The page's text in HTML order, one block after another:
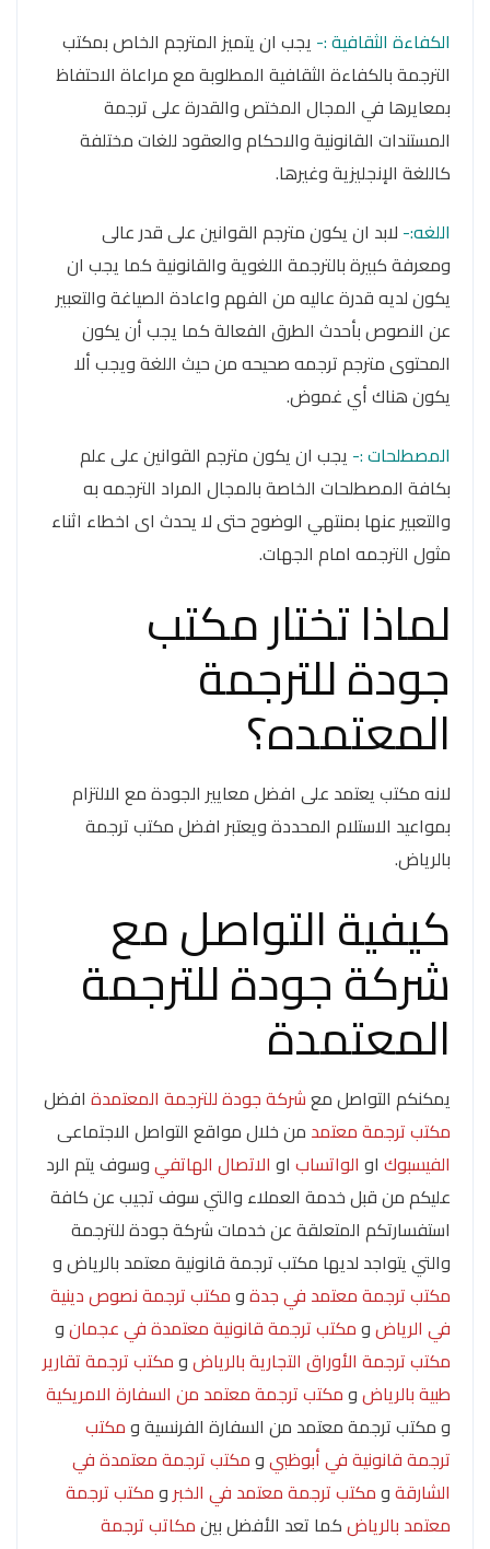
الكفاءة الثقافية :- يجب ان يتميز المترجم الخاص بمكتب
الترجمة بالكفاءة الثقافية المطلوبة مع مراعاة الاحتفاظ
بمعايرها في المجال المختص والقدرة على ترجمة
المستندات القانونية والاحكام والعقود للغات مختلفة
كاللغة الإنجليزية وغيرها.
اللغه:- لابد ان يكون مترجم القوانين على قدر عالى
ومعرفة كبيرة بالترجمة اللغوية والقانونية كما يجب ان
يكون لديه قدرة عاليه من الفهم واعادة الصياغة والتعبير
عن النصوص بأحدث الطرق الفعالة كما يجب أن يكون
المحتوى مترجم ترجمه صحيحه من حيث اللغة ويجب ألا
يكون هناك أي غموض.
المصطلحات :- يجب ان يكون مترجم القوانين على علم
بكافة المصطلحات الخاصة بالمجال المراد الترجمه به
والتعبير عنها بمنتهي الوضوح حتى لا يحدث اى اخطاء اثناء
مثول الترجمه امام الجهات.
لماذا تختار مكتب
جودة للترجمة
المعتمده؟
لانه مكتب يعتمد على افضل معايير الجودة مع الالتزام
بمواعيد الاستلام المحددة ويعتبر افضل مكتب ترجمة
بالرياض.
كيفية التواصل مع
شركة جودة للترجمة
المعتمدة
يمكنكم التواصل معشركة جودة للترجمة المعتمدة افضل
مكتب ترجمة معتمد من خلال مواقع التواصل الاجتماعى
الفيسبوك او الواتساب او الاتصال الهاتفيوسوف يتم الرد
عليكم من قبل خدمة العملاء والتي سوف تجيب عن كافة
استفسارتكم المتعلقة عن خدمات شركة جودة للترجمة
والتي يتواجد لديها مكتب ترجمة قانونية معتمد بالرياض و
مكتب ترجمة معتمد في جدةومكتب ترجمة نصوص دينية
في الرياضومكتب ترجمة قانونية معتمدة في عجمانو
مكتب ترجمة الأوراق التجارية بالرياضومكتب ترجمة تقارير
طبية بالرياضومكتب ترجمة معتمد من السفارة الامريكية
و مكتب ترجمة معتمد من السفارة الفرنسية ومكتب
ترجمة قانونية في أبوظبيومكتب ترجمة معتمدة في
الشارقةومكتب ترجمة معتمد في الخبر ومكتب ترجمة
معتمد بالرياضكما تعد الأفضل بينمكاتب ترجمة